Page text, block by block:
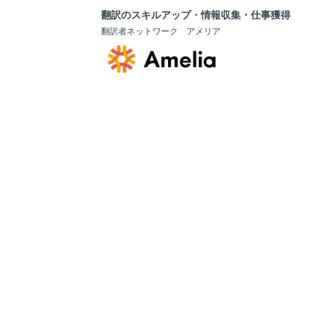
翻訳のスキルアップ・情報収集・仕事獲得
翻訳者ネットワーク アメリア